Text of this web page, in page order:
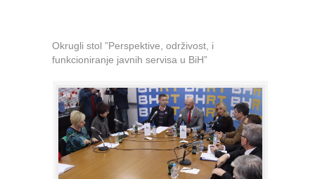
Okrugli stol ”Perspektive, održivost, i
funkcioniranje javnih servisa u BiH”